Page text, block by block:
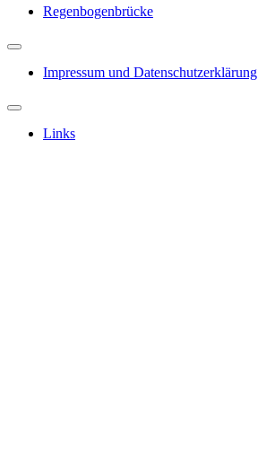
Regenbogenbrücke
Impressum und Datenschutzerklärung
Links